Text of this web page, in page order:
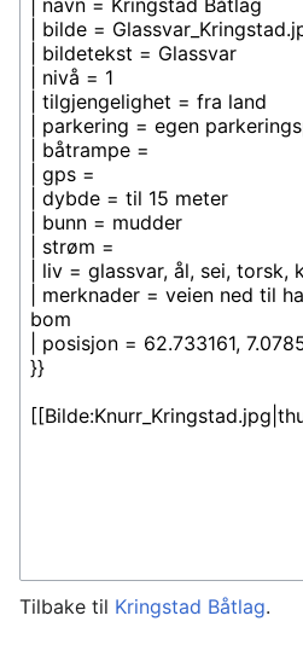
Tilbake til Kringstad Båtlag.